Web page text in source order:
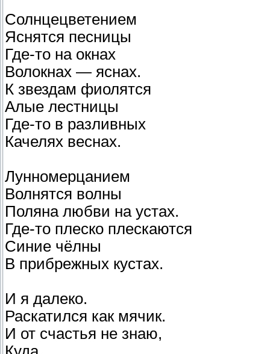
Солнцецветением
Яснятся песницы
Где-то на окнах
Волокнах — яснах.
К звездам фиолятся
Алые лестницы
Где-то в разливных
Качелях веснах.
Лунномерцанием
Волнятся волны
Поляна любви на устах.
Где-то плеско плескаются
Синие чёлны
В прибрежных кустах.
И я далеко.
Раскатился как мячик.
И от счастья не знаю,